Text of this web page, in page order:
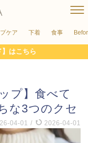
ケア 下着 食事
はこちら
プ】食べて
な3つのクセ
04-01 / 2026-04-01